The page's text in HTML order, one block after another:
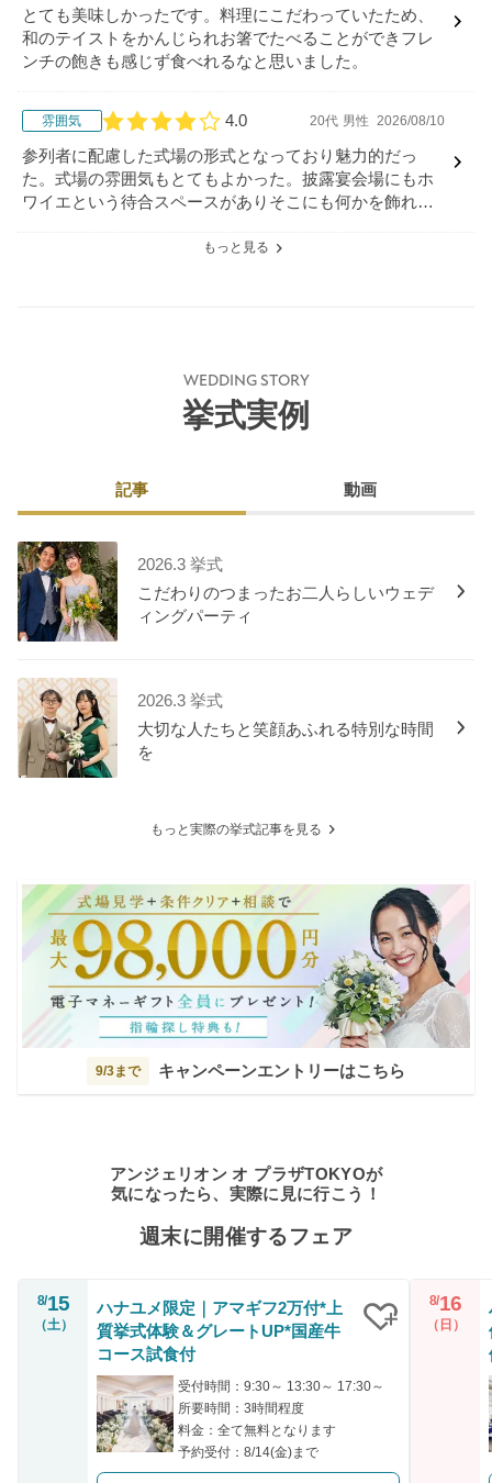
とても美味しかったです。料理にこだわっていたため、
和のテイストをかんじられお箸でたべることができフレ
ンチの飽きも感じず食べれるなと思いました。
雰囲気
口コミ評価
4.0 20代 男性 2026/08/10
参列者に配慮した式場の形式となっており魅力的だっ
た。式場の雰囲気もとてもよかった。披露宴会場にもホ
ワイエという待合スペースがありそこにも何かを飾れる
もっと見る
WEDDING STORY
挙式実例
記事 動画
2026.3 挙式
こだわりのつまったお二人らしいウェデ
ィングパーティ
2026.3 挙式
大切な人たちと笑顔あふれる特別な時間
を
もっと実際の挙式記事を見る
9/3まで キャンペーンエントリーはこちら
アンジェリオン オ プラザTOKYOが
気になったら、実際に見に行こう！
週末に開催するフェア
8/15
（土）
ハナユメ限定｜アマギフ2万付*上
質挙式体験＆グレートUP*国産牛
コース試食付
受付時間：9:30～ 13:30～ 17:30～
所要時間：3時間程度
料金：全て無料となります
予約受付：8/14(金)まで
8/16
（日）